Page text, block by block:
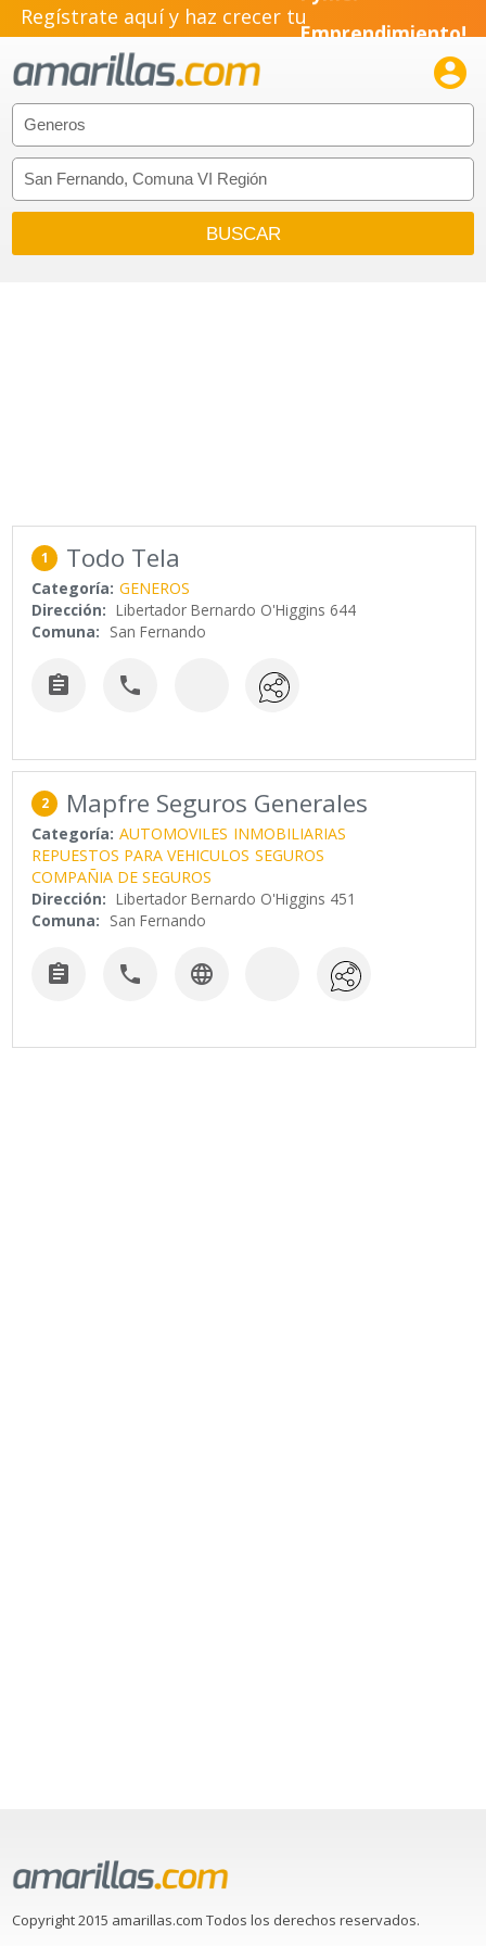
Regístrate aquí y haz crecer tuPyme!
Emprendimiento!

1 Todo Tela
Categoría: GENEROS
Dirección: Libertador Bernardo O'Higgins 644
Comuna: San Fernando
 
2 Mapfre Seguros Generales
Categoría: AUTOMOVILES INMOBILIARIAS
REPUESTOS PARA VEHICULOS SEGUROS
COMPAÑIA DE SEGUROS
Dirección: Libertador Bernardo O'Higgins 451
Comuna: San Fernando
  
Copyright 2015 amarillas.com Todos los derechos reservados.